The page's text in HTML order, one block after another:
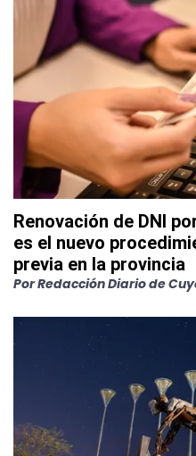
Renovación de DNI
es el nuevo
previa en la provincia
PorRedacción Diario de